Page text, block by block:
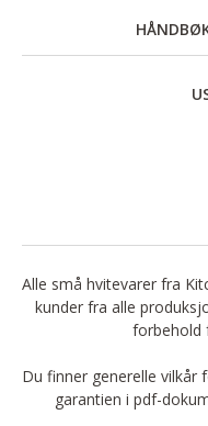
Alle små hvitevarer fra
kunder fra alle
forbehold
Du finner generelle vilkår
garantien i pdf-